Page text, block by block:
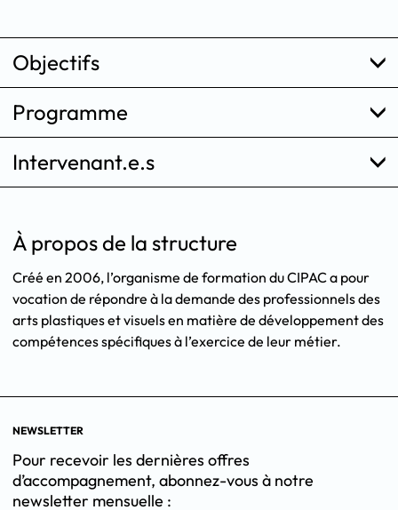
Objectifs
Programme
Intervenant.e.s
À propos de la structure
Créé en 2006, l’organisme de formation du CIPAC a pour
vocation de répondre à la demande des professionnels des
arts plastiques et visuels en matière de développement des
compétences spécifiques à l’exercice de leur métier.
NEWSLETTER
Pour recevoir les dernières offres
d’accompagnement, abonnez-vous à notre
newsletter mensuelle :